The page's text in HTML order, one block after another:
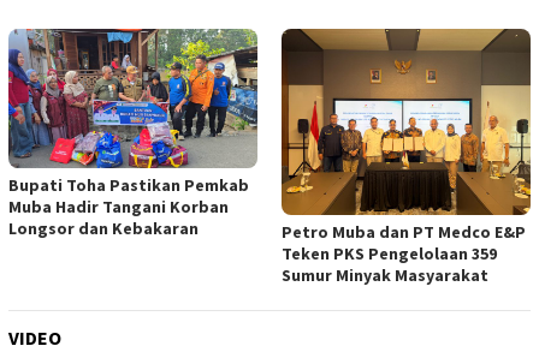
Bupati Toha Pastikan Pemkab
Muba Hadir Tangani Korban
Longsor dan Kebakaran
Petro Muba dan PT Medco E&P
Teken PKS Pengelolaan 359
Sumur Minyak Masyarakat
VIDEO